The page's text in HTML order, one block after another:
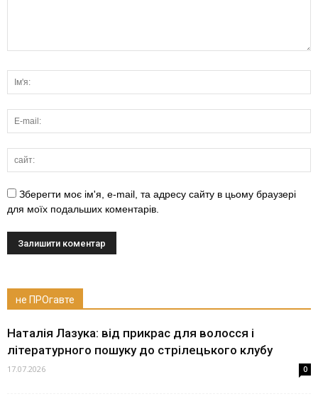
Зберегти моє ім'я, e-mail, та адресу сайту в цьому браузері
для моїх подальших коментарів.
не ПРОгавте
Наталія Лазука: від прикрас для волосся і
літературного пошуку до стрілецького клубу
17.07.2026 0